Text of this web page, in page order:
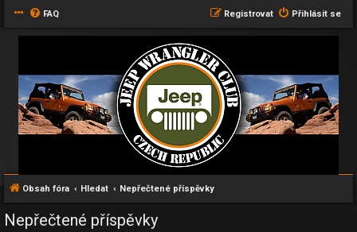
FAQ Přihlásit se
Registrovat
Obsah fóra Hledat Nepřečtené příspěvky
Nepřečtené příspěvky